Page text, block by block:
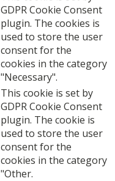
GDPR Cookie Consent
plugin. The cookies is
used to store the user
consent for the
cookies in the category
"Necessary".
This cookie is set by
GDPR Cookie Consent
plugin. The cookie is
used to store the user
consent for the
cookies in the category
"Other.